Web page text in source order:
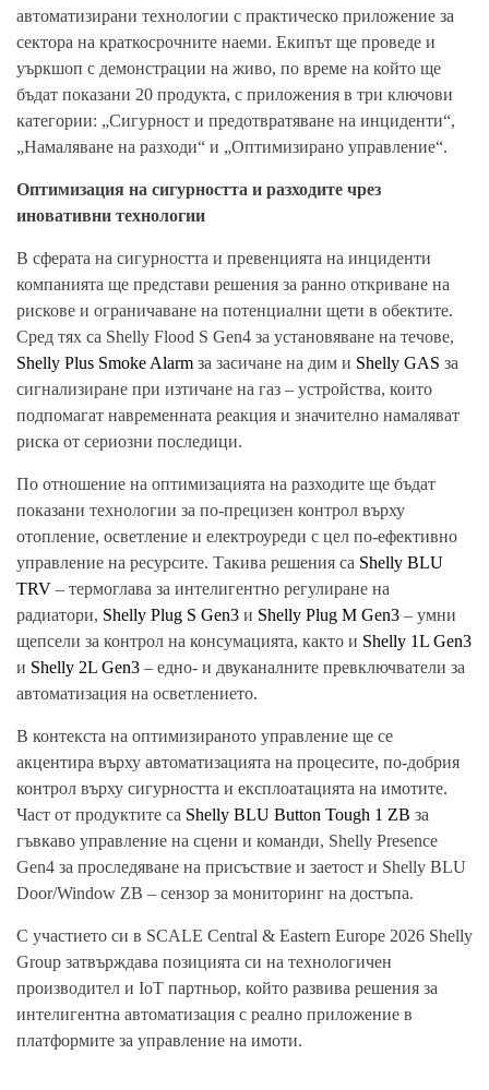
автоматизирани технологии с практическо приложение за
сектора на краткосрочните наеми. Екипът ще проведе и
уъркшоп с демонстрации на живо, по време на който ще
бъдат показани 20 продукта, с приложения в три ключови
категории: „Сигурност и предотвратяване на инциденти“,
„Намаляване на разходи“ и „Оптимизирано управление“.
Оптимизация на сигурността и разходите чрез
иновативни технологии
В сферата на сигурността и превенцията на инциденти
компанията ще представи решения за ранно откриване на
рискове и ограничаване на потенциални щети в обектите.
Сред тях са Shelly Flood S Gen4 за установяване на течове,
Shelly Plus Smoke Alarm за засичане на дим и Shelly GAS за
сигнализиране при изтичане на газ – устройства, които
подпомагат навременната реакция и значително намаляват
риска от сериозни последици.
По отношение на оптимизацията на разходите ще бъдат
показани технологии за по-прецизен контрол върху
отопление, осветление и електроуреди с цел по-ефективно
управление на ресурсите. Такива решения са Shelly BLU
TRV – термоглава за интелигентно регулиране на
радиатори, Shelly Plug S Gen3 и Shelly Plug M Gen3 – умни
щепсели за контрол на консумацията, както и Shelly 1L Gen3
и Shelly 2L Gen3 – едно- и двуканалните превключватели за
автоматизация на осветлението.
В контекста на оптимизираното управление ще се
акцентира върху автоматизацията на процесите, по-добрия
контрол върху сигурността и експлоатацията на имотите.
Част от продуктите са Shelly BLU Button Tough 1 ZB за
гъвкаво управление на сцени и команди, Shelly Presence
Gen4 за проследяване на присъствие и заетост и Shelly BLU
Door/Window ZB – сензор за мониторинг на достъпа.
С участието си в SCALE Central & Eastern Europe 2026 Shelly
Group затвърждава позицията си на технологичен
производител и IoT партньор, който развива решения за
интелигентна автоматизация с реално приложение в
платформите за управление на имоти.